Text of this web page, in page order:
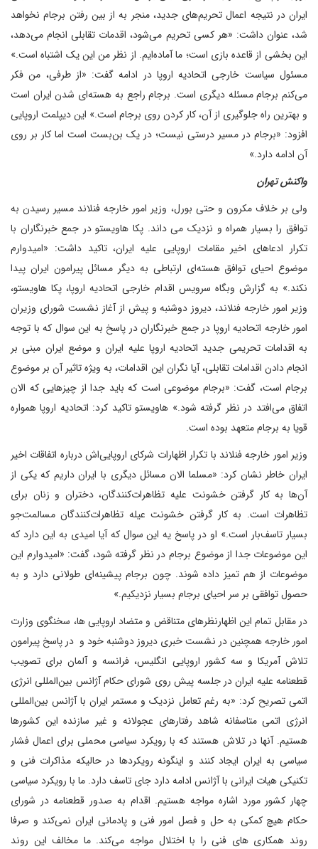
ایران در نتیجه اعمال تحریم‌های جدید، منجر به از بین رفتن برجام نخواهد
شد، عنوان داشت: «هر کسی تحریم می‌شود، اقدمات تقابلی انجام می‌دهد،
این بخشی از قاعده بازی است؛ ما آماده‌ایم. از نظر من این یک اشتباه است.»
مسئول سیاست خارجی اتحادیه اروپا در ادامه گفت: «از طرفی، من فکر
می‌کنم برجام مسئله دیگری است. برجام راجع به هسته‌ای شدن ایران است
و بهترین راه جلوگیری از آن،‌ کار کردن روی برجام است.» این دیپلمت اروپایی
افزود: «برجام در مسیر درستی نیست؛ در یک بن‌بست است اما کار بر روی
آن ادامه دارد.»
واکنش تهران
ولی بر خلاف مکرون و حتی بورل، وزیر امور خارجه فنلاند مسیر رسیدن به
توافق را بسیار همراه و نزدیک می داند. پکا هاویستو در جمع خبرنگاران با
تکرار ادعاهای اخیر مقامات اروپایی علیه ایران، تاکید داشت: «امیدوارم
موضوع احیای توافق هسته‌ای ارتباطی به دیگر مسائل پیرامون ایران پیدا
نکند.» به گزارش وبگاه سرویس اقدام خارجی اتحادیه اروپا، پکا هاویستو،
وزیر امور خارجه فنلاند، دیروز دوشنبه و پیش از آغاز نشست شورای وزیران
امور خارجه اتحادیه اروپا در جمع خبرنگاران در پاسخ به این سوال که با توجه
به اقدامات تحریمی جدید اتحادیه اروپا علیه ایران و موضع ایران مبنی بر
انجام دادن اقدامات تقابلی، آیا نگران این اقدامات، به ویژه تاثیر آن بر موضوع
برجام است، گفت: «برجام موضوعی است که باید جدا از چیزهایی که الان
اتفاق می‌افتد در نظر گرفته شود.» هاویستو تاکید کرد: اتحادیه اروپا همواره
قویا به برجام متعهد بوده است.
وزیر امور خارجه فنلاند با تکرار اظهارات شرکای اروپایی‌اش درباره اتفاقات اخیر
ایران خاطر نشان کرد: «مسلما الان مسائل دیگری با ایران داریم که یکی از
آن‌ها به کار گرفتن خشونت علیه تظاهرات‌کنندگان، دختران و زنان برای
تظاهرات است. به کار گرفتن خشونت عیله تظاهرات‌کنندگان مسالمت‌جو
بسیار تاسف‌بار است.» او در پاسخ یه این سوال که آیا امیدی به این دارد که
این موضوعات جدا از موضوع برجام در نظر گرفته شود، گفت: «امیدوارم این
موضوعات از هم تمیز داده شوند. چون برجام پیشینه‌ای طولانی دارد و به
حصول توافقی بر سر احیای برجام بسیار نزدیکیم.»
در مقابل تمام این اظهارنظرهای متناقض و متضاد اروپایی ها، سخنگوی وزارت
امور خارجه همچنین در نشست خبری دیروز دوشنبه خود و در پاسخ پیرامون
تلاش آمریکا و سه کشور اروپایی انگلیس، فرانسه و آلمان برای تصویب
قطعنامه علیه ایران در جلسه پیش روی شورای حکام آژانس بین‌المللی انرژی
اتمی تصریح کرد: «به رغم تعامل نزدیک و مستمر ایران با آژانس بین‌المللی
انرژی اتمی متاسفانه شاهد رفتارهای عجولانه و غیر سازنده این کشورها
هستیم. آنها در تلاش هستند که با رویکرد سیاسی محملی برای اعمال فشار
سیاسی به ایران ایجاد کنند و اینگونه رویکردها در حالیکه مذاکرات فنی و
تکنیکی هیات ایرانی با آژانس ادامه دارد جای تاسف دارد. ما با رویکرد سیاسی
چهار کشور مورد اشاره مواجه هستیم. اقدام به صدور قطعنامه در شورای
حکام هیچ کمکی به حل و فصل امور فنی و پادمانی ایران نمی‌کند و صرفا
روند همکاری های فنی را با اختلال مواجه می‌کند. ما مخالف این روند